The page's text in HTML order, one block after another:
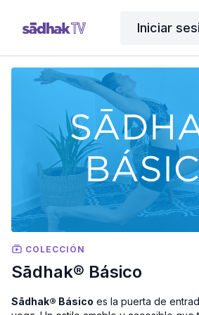
Iniciar
COLECCIÓN
Sādhak® Básico
Sādhak® Básico es la puerta de